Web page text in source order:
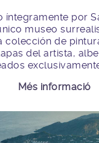
íntegramente por
museo
colección de
del artista,
Més informació